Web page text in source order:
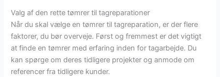
Valg af den rette tømrer til tagreparationer
Når du skal vælge en tømrer til tagreparation, er der flere
faktorer, du bør overveje. Først og fremmest er det vigtigt
at finde en tømrer med erfaring inden for tagarbejde. Du
kan spørge om deres tidligere projekter og anmode om
referencer fra tidligere kunder.